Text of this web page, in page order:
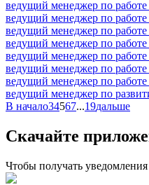
ведущий менеджер по
ведущий менеджер по работе
ведущий менеджер по
ведущий менеджер по
ведущий менеджер по работе
ведущий менеджер по работе
ведущий менеджер по
ведущий менеджер по
В начало34567...19дальше
Скачайте
Чтобы получать